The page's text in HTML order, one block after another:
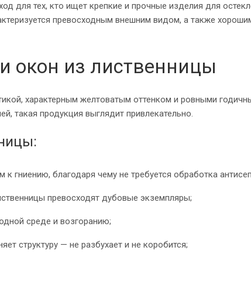
для тех, кто ищет крепкие и прочные изделия для
превосходным внешним видом, а также
окон из лиственницы
характерным желтоватым оттенком и ровными
такая продукция выглядит привлекательно.
гниению, благодаря чему не требуется обработка
превосходят дубовые экземпляры;
среде и возгоранию;
структуру — не разбухает и не коробится;